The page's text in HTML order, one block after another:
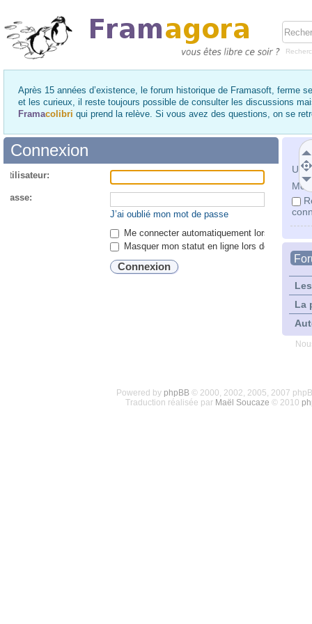
Après 15 années d’existence, le forum historique de Framasoft, ferme
et les curieux, il reste toujours possible de consulter les discussions
Framacolibri qui prend la relève. Si vous avez des questions, on se
Mot
La
Connexion
passe:
J’ai oublié mon mot de passe
Me connecter automatiquement lors de
Masquer mon statut en ligne lors de cette
Powered by phpBB© 2000, 2002, 2005, 2007
Traduction réalisée par Maël Soucaze © 2010